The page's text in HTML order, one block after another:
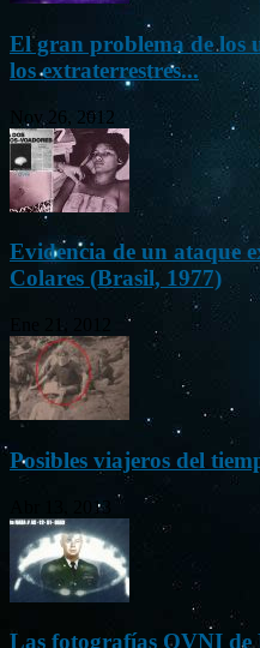
El gran problema de los
los extraterrestres...
Nov 26, 2012
Evidencia de un ataque
Colares (Brasil, 1977)
Posibles viajeros del
Abr 13, 2013
Las fotografías OVNI de